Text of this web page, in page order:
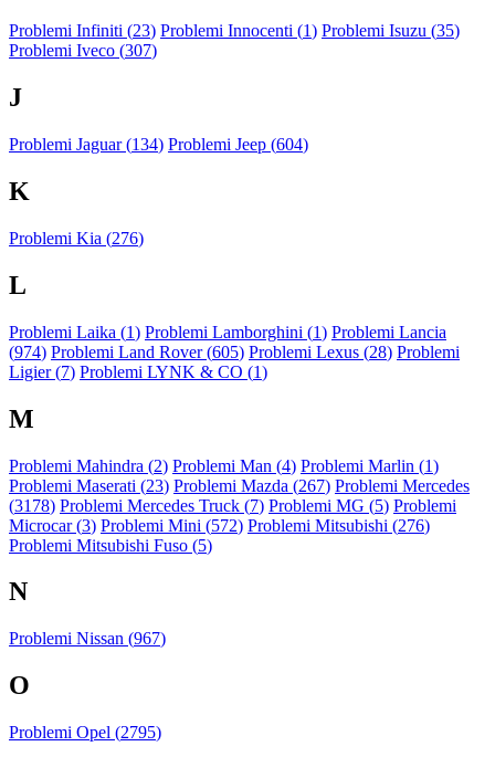
Problemi Infiniti (23) Problemi Innocenti (1) Problemi Isuzu (35)
Problemi Iveco (307)
J
Problemi Jaguar (134) Problemi Jeep (604)
K
Problemi Kia (276)
L
Problemi Laika (1) Problemi Lamborghini (1) Problemi Lancia
(974) Problemi Land Rover (605) Problemi Lexus (28) Problemi
Ligier (7) Problemi LYNK & CO (1)
M
Problemi Mahindra (2) Problemi Man (4) Problemi Marlin (1)
Problemi Maserati (23) Problemi Mazda (267) Problemi Mercedes
(3178) Problemi Mercedes Truck (7) Problemi MG (5) Problemi
Microcar (3) Problemi Mini (572) Problemi Mitsubishi (276)
Problemi Mitsubishi Fuso (5)
N
Problemi Nissan (967)
O
Problemi Opel (2795)